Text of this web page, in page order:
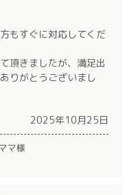
もすぐに対応してくだ
頂きましたが、満足出
りがとうございまし
2025年10月25日
マ様